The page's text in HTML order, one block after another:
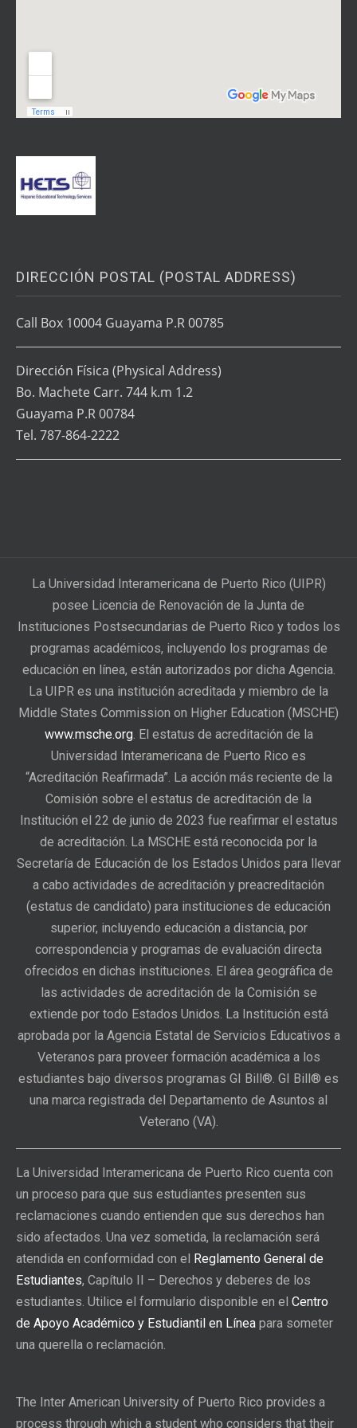
DIRECCIÓN POSTAL (POSTAL ADDRESS)
Call Box 10004 Guayama P.R 00785
Dirección Física (Physical Address)
Bo. Machete Carr. 744 k.m 1.2
Guayama P.R 00784
Tel. 787-864-2222
La Universidad Interamericana de Puerto Rico (UIPR)
posee Licencia de Renovación de la Junta de
Instituciones Postsecundarias de Puerto Rico y todos los
programas académicos, incluyendo los programas de
educación en línea, están autorizados por dicha Agencia.
La UIPR es una institución acreditada y miembro de la
Middle States Commission on Higher Education (MSCHE)
www.msche.org. El estatus de acreditación de la
Universidad Interamericana de Puerto Rico es
“Acreditación Reafirmada”. La acción más reciente de la
Comisión sobre el estatus de acreditación de la
Institución el 22 de junio de 2023 fue reafirmar el estatus
de acreditación. La MSCHE está reconocida por la
Secretaría de Educación de los Estados Unidos para llevar
a cabo actividades de acreditación y preacreditación
(estatus de candidato) para instituciones de educación
superior, incluyendo educación a distancia, por
correspondencia y programas de evaluación directa
ofrecidos en dichas instituciones. El área geográfica de
las actividades de acreditación de la Comisión se
extiende por todo Estados Unidos. La Institución está
aprobada por la Agencia Estatal de Servicios Educativos a
Veteranos para proveer formación académica a los
estudiantes bajo diversos programas GI Bill®. GI Bill® es
una marca registrada del Departamento de Asuntos al
Veterano (VA).
La Universidad Interamericana de Puerto Rico cuenta con
un proceso para que sus estudiantes presenten sus
reclamaciones cuando entienden que sus derechos han
sido afectados. Una vez sometida, la reclamación será
atendida en conformidad con el
Reglamento General de
Estudiantes, Capítulo II – Derechos y deberes de los
estudiantes. Utilice el formulario disponible en el Centro
de Apoyo Académico y Estudiantil en Línea para someter
una querella o reclamación.
The Inter American University of Puerto Rico provides a
process through which a student who considers that their